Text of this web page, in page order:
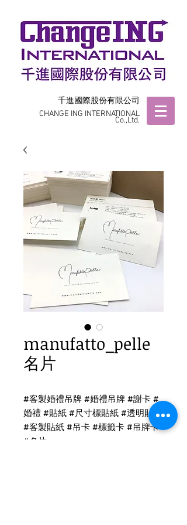
千進國際股份有限公司
CHANGE ING INTERNATIONAL
Co.,Ltd.
manufatto_pelle
名片
#客製婚禮吊牌 #婚禮吊牌 #謝卡 #
婚禮 #貼紙 #尺寸標貼紙 #透明貼紙
#客製貼紙 #吊卡 #標籤卡 #吊牌卡
#名片